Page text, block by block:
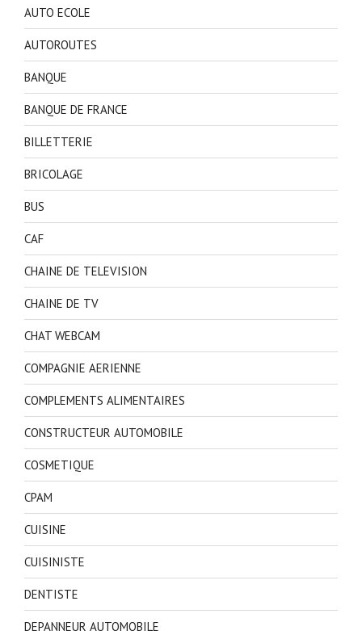
AUTO ECOLE
AUTOROUTES
BANQUE
BANQUE DE FRANCE
BILLETTERIE
BRICOLAGE
BUS
CAF
CHAINE DE TELEVISION
CHAINE DE TV
CHAT WEBCAM
COMPAGNIE AERIENNE
COMPLEMENTS ALIMENTAIRES
CONSTRUCTEUR AUTOMOBILE
COSMETIQUE
CPAM
CUISINE
CUISINISTE
DENTISTE
DEPANNEUR AUTOMOBILE